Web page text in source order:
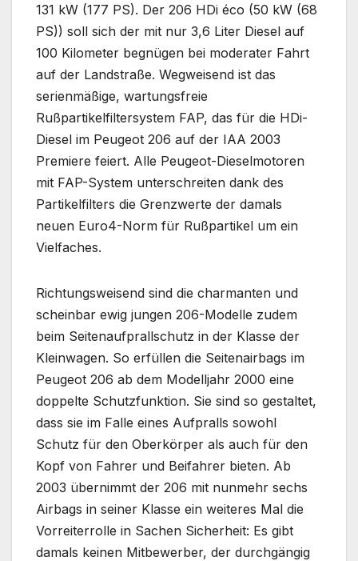
131 kW (177 PS). Der 206 HDi éco (50 kW (68
PS)) soll sich der mit nur 3,6 Liter Diesel auf
100 Kilometer begnügen bei moderater Fahrt
auf der Landstraße. Wegweisend ist das
serienmäßige, wartungsfreie
Rußpartikelfiltersystem FAP, das für die HDi-
Diesel im Peugeot 206 auf der IAA 2003
Premiere feiert. Alle Peugeot-Dieselmotoren
mit FAP-System unterschreiten dank des
Partikelfilters die Grenzwerte der damals
neuen Euro4-Norm für Rußpartikel um ein
Vielfaches.
Richtungsweisend sind die charmanten und
scheinbar ewig jungen 206-Modelle zudem
beim Seitenaufprallschutz in der Klasse der
Kleinwagen. So erfüllen die Seitenairbags im
Peugeot 206 ab dem Modelljahr 2000 eine
doppelte Schutzfunktion. Sie sind so gestaltet,
dass sie im Falle eines Aufpralls sowohl
Schutz für den Oberkörper als auch für den
Kopf von Fahrer und Beifahrer bieten. Ab
2003 übernimmt der 206 mit nunmehr sechs
Airbags in seiner Klasse ein weiteres Mal die
Vorreiterrolle in Sachen Sicherheit: Es gibt
damals keinen Mitbewerber, der durchgängig